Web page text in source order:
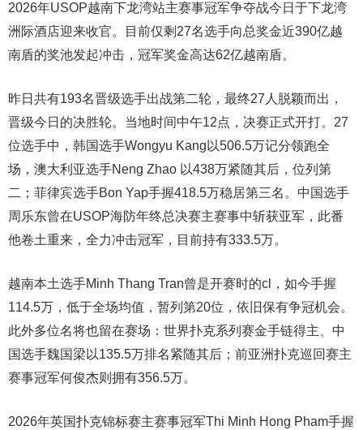
2026年USOP越南下龙湾站主赛事冠军争夺战今日于下龙湾
洲际酒店迎来收官。目前仅剩27名选手向总奖金近390亿越
南盾的奖池发起冲击，冠军奖金高达62亿越南盾。
昨日共有193名晋级选手出战第二轮，最终27人脱颖而出，
晋级今日的决胜轮。当地时间中午12点，决赛正式开打。27
位选手中，韩国选手Wongyu Kang以506.5万记分领跑全
场，澳大利亚选手Neng Zhao 以438万紧随其后，位列第
二；菲律宾选手Bon Yap手握418.5万稳居第三名。中国选手
周乐东曾在USOP海防年终总决赛主赛事中斩获亚军，此番
他卷土重来，全力冲击冠军，目前持有333.5万。
越南本土选手Minh Thang Tran曾是开赛时的cl，如今手握
114.5万，低于全场均值，暂列第20位，依旧保有争冠机会。
此外多位名将也留在赛场：世界扑克系列赛金手链得主、中
国选手魏国梁 以135.5万排名紧随其后；前亚洲扑克巡回赛主
赛事冠军何俊杰则拥有356.5万。
2026年英国扑克锦标赛主赛事冠军Thi Minh Hong Pham手握